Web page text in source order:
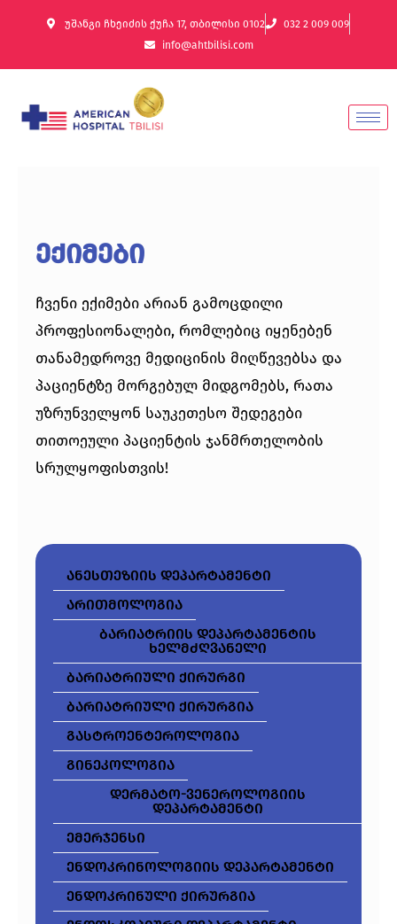
უშანგი ჩხეიძის ქუჩა 17, თბილისი 0102
032 2 009 009
info@ahtbilisi.com
ექიმები
ჩვენი ექიმები არიან გამოცდილი
პროფესიონალები, რომლებიც იყენებენ
თანამედროვე მედიცინის მიღწევებსა და
პაციენტზე მორგებულ მიდგომებს, რათა
უზრუნველყონ საუკეთესო შედეგები
თითოეული პაციენტის ჯანმრთელობის
სრულყოფისთვის!
ანესთეზიის დეპარტამენტი
არითმოლოგია
ბარიატრიის დეპარტამენტის
ხელმძღვანელი
ბარიატრიული ქირურგი
ბარიატრიული ქირურგია
გასტროენტეროლოგია
გინეკოლოგია
დერმატო-ვენეროლოგიის
დეპარტამენტი
ემერჯენსი
ენდოკრინოლოგიის დეპარტამენტი
ენდოკრინული ქირურგია